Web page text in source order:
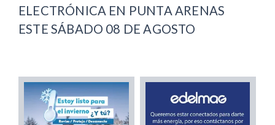
ELECTRÓNICA EN PUNTA ARENAS
ESTE SÁBADO 08 DE AGOSTO